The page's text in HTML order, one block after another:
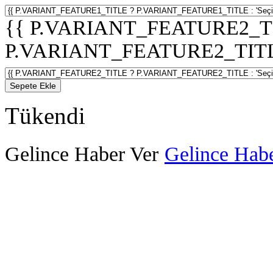
{{
Sepete Ekle
Tükendi
Gelince Haber Ver Gelince